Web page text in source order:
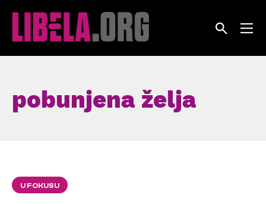
pobunjena želja
U FOKUSU